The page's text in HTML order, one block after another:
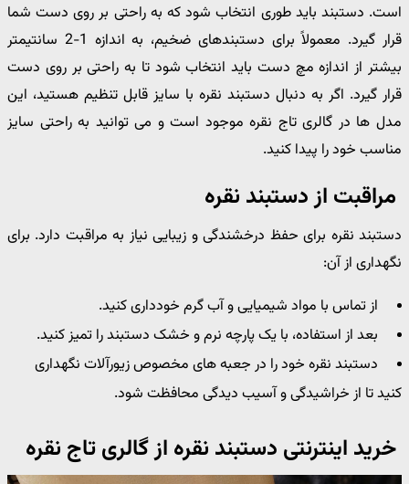
است. دستبند باید طوری انتخاب شود که به راحتی بر روی دست شما
قرار گیرد. معمولاً برای دستبندهای ضخیم، به اندازه 1-2 سانتیمتر
بیشتر از اندازه مچ دست باید انتخاب شود تا به راحتی بر روی دست
قرار گیرد. اگر به دنبال دستبند نقره با سایز قابل تنظیم هستید، این
مدل ها در گالری تاج نقره موجود است و می توانید به راحتی سایز
مناسب خود را پیدا کنید.
مراقبت از دستبند نقره
دستبند نقره برای حفظ درخشندگی و زیبایی نیاز به مراقبت دارد. برای
نگهداری از آن:
از تماس با مواد شیمیایی و آب گرم خودداری کنید.
بعد از استفاده، با یک پارچه نرم و خشک دستبند را تمیز کنید.
دستبند نقره خود را در جعبه های مخصوص زیورآلات نگهداری
کنید تا از خراشیدگی و آسیب دیدگی محافظت شود.
خرید اینترنتی دستبند نقره از گالری تاج نقره